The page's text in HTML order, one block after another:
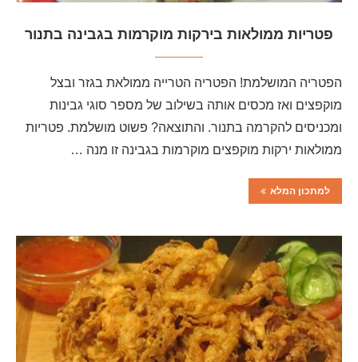
פטריות ממולאות בירקות מוקרמות בגבינה בתנור
הפטריה המושלמת! הפטריה הטרייה ממולאת בגזר ובצל
מוקפצים ואז מכסים אותה בשילוב של מספר סוגי גבינות
ומכניסים להקרמה בתנור. והתוצאה? פשוט מושלמת. פטריות
ממולאות ירקות מוקפצים מוקרמות בגבינה זו מנה …
למתכון המלא